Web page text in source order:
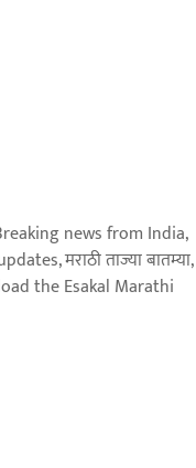
news from India,
मराठी ताज्या बातम्या,
the Esakal Marathi